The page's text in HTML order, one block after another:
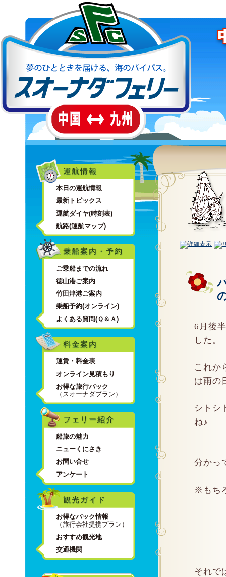
運航情報
本日の運航情報
最新トピックス
運航ダイヤ(時刻表)
航路(運航マップ)
乗船案内・予約
ご乗船までの流れ
徳山港ご案内
竹田津港ご案内
乗船予約(オンライン)
よくある質問(Ｑ＆Ａ)
料金案内
運賃・料金表
オンライン見積もり
お得な旅行パック
（スオーナダプラン）
フェリー紹介
船旅の魅力
ニューくにさき
お問い合せ
アンケート
観光ガイド
お得なパック情報
（旅行会社提携プラン）
おすすめ観光地
交通機関
6月後
した。
これか
は雨の
シトシ
ね♪
分かっ
※もち
それで